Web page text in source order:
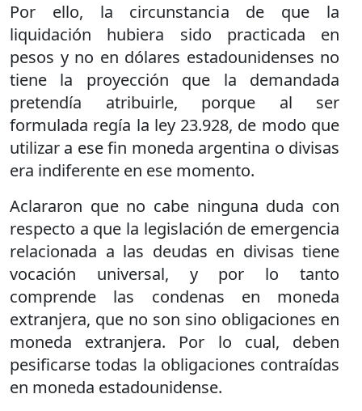
Por ello, la circunstancia de que la
liquidación hubiera sido practicada en
pesos y no en dólares estadounidenses no
tiene la proyección que la demandada
pretendía atribuirle, porque al ser
formulada regía la ley 23.928, de modo que
utilizar a ese fin moneda argentina o divisas
era indiferente en ese momento.
Aclararon que no cabe ninguna duda con
respecto a que la legislación de emergencia
relacionada a las deudas en divisas tiene
vocación universal, y por lo tanto
comprende las condenas en moneda
extranjera, que no son sino obligaciones en
moneda extranjera. Por lo cual, deben
pesificarse todas la obligaciones contraídas
en moneda estadounidense.